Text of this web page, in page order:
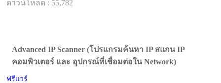
ดาวน์โหลด : 55,782
Advanced IP Scanner (โปรแกรมค้นหา IP สแกน IP
คอมพิวเตอร์ และ อุปกรณ์ที่เชื่อมต่อใน Network)
ฟรีแวร์